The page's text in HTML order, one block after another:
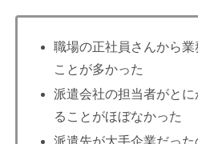
職場の正社員さんから
ことが多かった
派遣会社の担当者がと
ることがほぼなかった